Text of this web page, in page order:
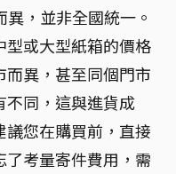
，並非全國統一。
型或大型紙箱的價格
異，甚至同個門市
同，這與進貨成
您在購買前，直接
考量寄件費用，需